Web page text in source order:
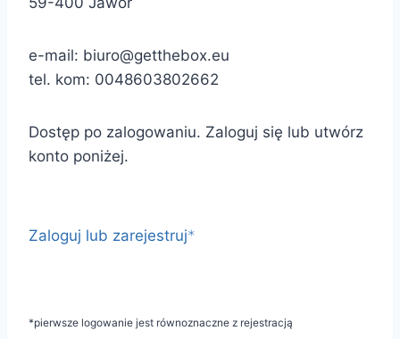
e-mail: biuro@getthebox.eu
tel. kom: 0048603802662
Dostęp po zalogowaniu. Zaloguj się lub utwórz
konto poniżej.
Zaloguj lub zarejestruj*
*pierwsze logowanie jest równoznaczne z rejestracją